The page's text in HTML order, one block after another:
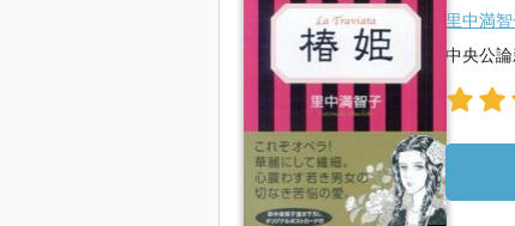
里中満
中央公